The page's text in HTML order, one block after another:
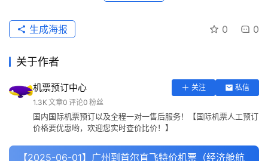
0 0
生成海报
关于作者
机票预订中心 关注
私信
1.3K 文章0 评论0 粉丝
国内国际机票预订以及全程一对一售后服务！【国际机票人工预订
价格要优惠哟，欢迎您实时查价比价！】
【2025-06-01】广州到首尔直飞特价机票（经济舱航